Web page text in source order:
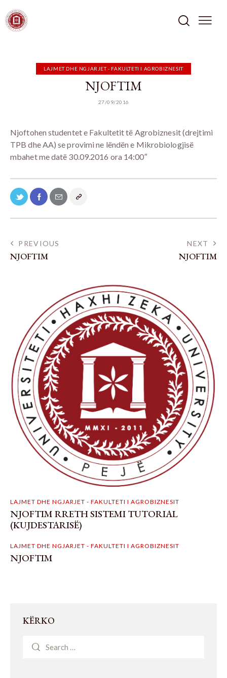
LAJMET DHE NGJARJET - FAKULTETI I AGROBIZNESIT
NJOFTIM
27/09/2016
Njoftohen studentet e Fakultetit të Agrobiznesit (drejtimi
TPB dhe AA) se provimi ne lëndën e Mikrobiologjisë
mbahet me datë 30.09.2016 ora 14:00″
PREVIOUS
NJOFTIM
NEXT
NJOFTIM
LAJMET DHE NGJARJET - FAKULTETI I AGROBIZNESIT
NJOFTIM RRETH SISTEMI TUTORIAL
(KUJDESTARISË)
LAJMET DHE NGJARJET - FAKULTETI I AGROBIZNESIT
NJOFTIM
KËRKO